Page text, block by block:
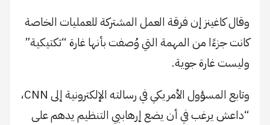
وقال كاغينز إن فرقة العمل المشتركة للعمليات الخاصة
كانت جزءًا من المهمة التي وُصفت بأنها غارة “تكتيكية”
وليست غارة جوية.
وتابع المسؤول الأمريكي في رسالته الإلكترونية إلى CNN،
“داعش يرغب في أن يضع إرهابيي التنظيم يدهم على